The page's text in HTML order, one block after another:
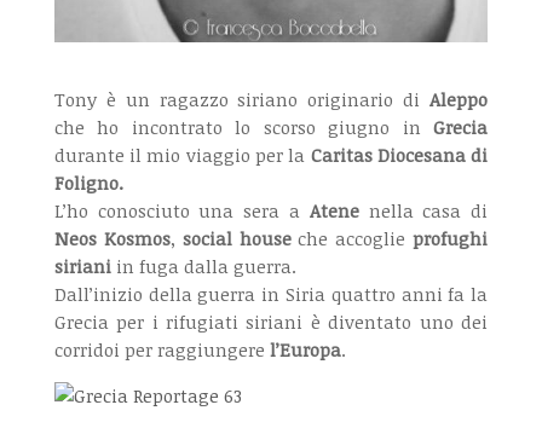
Tony è un ragazzo siriano originario di Aleppo
che ho incontrato lo scorso giugno inGrecia
durante il mio viaggio per la Caritas Diocesana di
Foligno.
L’ho conosciuto una sera a Atenenella casa di
Neos Kosmos, social houseche accoglie profughi
sirianiin fuga dalla guerra.
Dall’inizio della guerra in Siria quattro anni fa la
Grecia per i rifugiati siriani è diventato uno dei
corridoi per raggiungere l’Europa.